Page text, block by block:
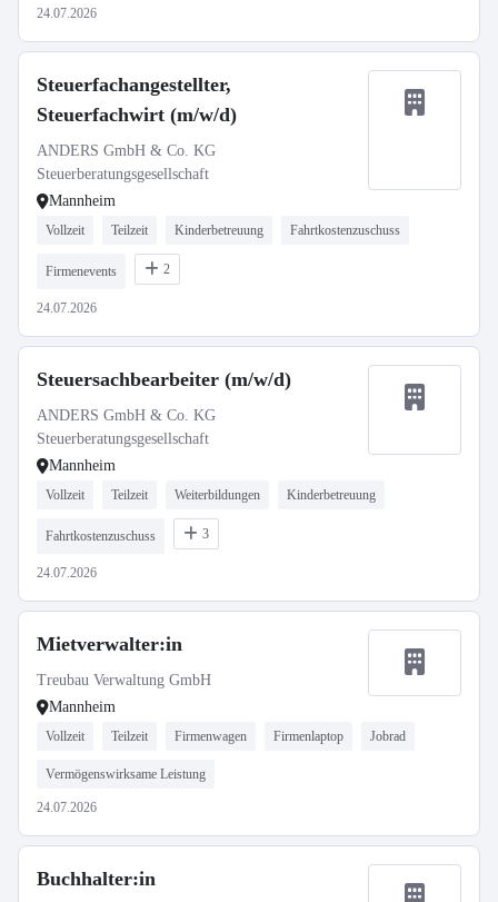
24.07.2026
Steuerfachangestellter,
Steuerfachwirt (m/w/d)
ANDERS GmbH & Co. KG
Steuerberatungsgesellschaft
Mannheim
Vollzeit Teilzeit Kinderbetreuung Fahrtkostenzuschuss
Firmenevents 2
24.07.2026
Steuersachbearbeiter (m/w/d)
ANDERS GmbH & Co. KG
Steuerberatungsgesellschaft
Mannheim
Vollzeit Teilzeit Weiterbildungen Kinderbetreuung
Fahrtkostenzuschuss 3
24.07.2026
Mietverwalter:in
Treubau Verwaltung GmbH
Mannheim
Vollzeit Teilzeit Firmenwagen Firmenlaptop Jobrad
Vermögenswirksame Leistung
24.07.2026
Buchhalter:in